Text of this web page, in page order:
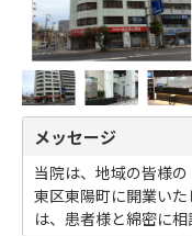
メッセージ
当院は、地域の皆様
東区東陽町に開業い
は、患者様と綿密に相